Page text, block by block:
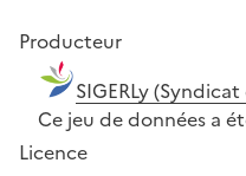
Producteur
SIGERLy
Ce jeu de données a
Licence